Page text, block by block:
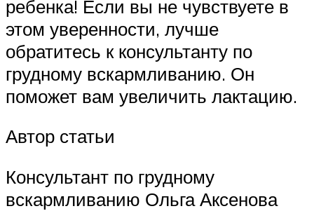
ребенка! Если вы не чувствуете в
этом уверенности, лучше
обратитесь к консультанту по
грудному вскармливанию. Он
поможет вам увеличить лактацию.
Автор статьи
Консультант по грудному
вскармливанию Ольга Аксенова